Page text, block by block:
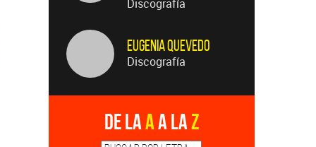
Discografía
Eugenia Quevedo
Discografía
De laAa laZ